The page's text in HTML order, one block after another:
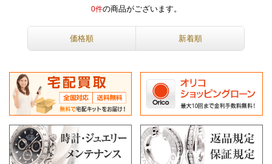
0件の商品がございます。
価格順 新着順